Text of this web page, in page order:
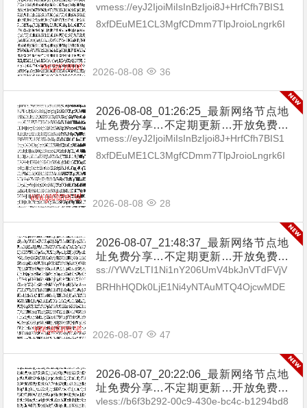
享（网络免费节点香港|日本|韩国|新加
坡|台湾|马来西亚|…
vmess://eyJ2IjoiMiIsInBzIjoi8J+HrfCfh7BIS1
8xfDEuME1CL3MgfCDmm7TlpJroioLngrk6I
2026-08-08 36
2026-08-08_01:26:25_最新网络节点地
址免费分享…不定期更新…开放免费分
享（网络免费节点香港|日本|韩国|新加
坡|台湾|马来西亚|…
vmess://eyJ2IjoiMiIsInBzIjoi8J+HrfCfh7BIS1
8xfDEuME1CL3MgfCDmm7TlpJroioLngrk6I
2026-08-08 28
2026-08-07_21:48:37_最新网络节点地
址免费分享…不定期更新…开放免费分
享（网络免费节点香港|日本|韩国|新加
坡|台湾|马来西亚|…
ss://YWVzLTI1Ni1nY206UmV4bkJnVTdFVjV
BRHhHQDk0LjE1Ni4yNTAuMTQ4OjcwMDE
2026-08-07 47
2026-08-07_20:22:06_最新网络节点地
址免费分享…不定期更新…开放免费分
享（网络免费节点香港|日本|韩国|新加
vless://b6f3b292-00c9-430e-bc4c-b1294bd8